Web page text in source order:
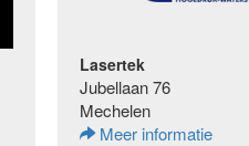
Lasertek
Jubellaan 76
Mechelen
Meer informatie